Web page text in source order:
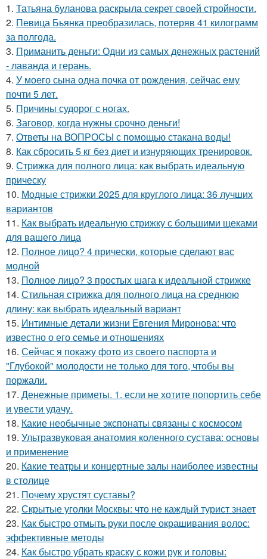
1. Татьяна буланова раскрыла секрет своей стройности.
2. Певица Бьянка преобразилась, потеряв 41 килограмм
за полгода.
3. Приманить деньги: Одни из самых денежных растений
- лаванда и герань.
4. У моего сына одна почка от рождения, сейчас ему
почти 5 лет.
5. Причины судорог с ногах.
6. Заговор, когда нужны срочно деньги!
7. Ответы на ВОПРОСЫ с помощью стакана воды!
8. Как сбросить 5 кг без диет и изнуряющих тренировок.
9. Стрижка для полного лица: как выбрать идеальную
прическу
10. Модные стрижки 2025 для круглого лица: 36 лучших
вариантов
11. Как выбрать идеальную стрижку с большими щеками
для вашего лица
12. Полное лицо? 4 прически, которые сделают вас
модной
13. Полное лицо? 3 простых шага к идеальной стрижке
14. Стильная стрижка для полного лица на среднюю
длину: как выбрать идеальный вариант
15. Интимные детали жизни Евгения Миронова: что
известно о его семье и отношениях
16. Сейчас я покажу фото из своего паспорта и
"Глубокой" молодости не только для того, чтобы вы
поржали.
17. Денежные приметы. 1. если не хотите попортить себе
и увести удачу.
18. Какие необычные экспонаты связаны с космосом
19. Ультразвуковая анатомия коленного сустава: основы
и применение
20. Какие театры и концертные залы наиболее известны
в столице
21. Почему хрустят суставы?
22. Скрытые уголки Москвы: что не каждый турист знает
23. Как быстро отмыть руки после окрашивания волос:
эффективные методы
24. Как быстро убрать краску с кожи рук и головы: